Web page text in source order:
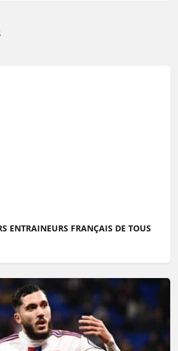
ENTRAINEURS FRANÇAIS DE TOUS